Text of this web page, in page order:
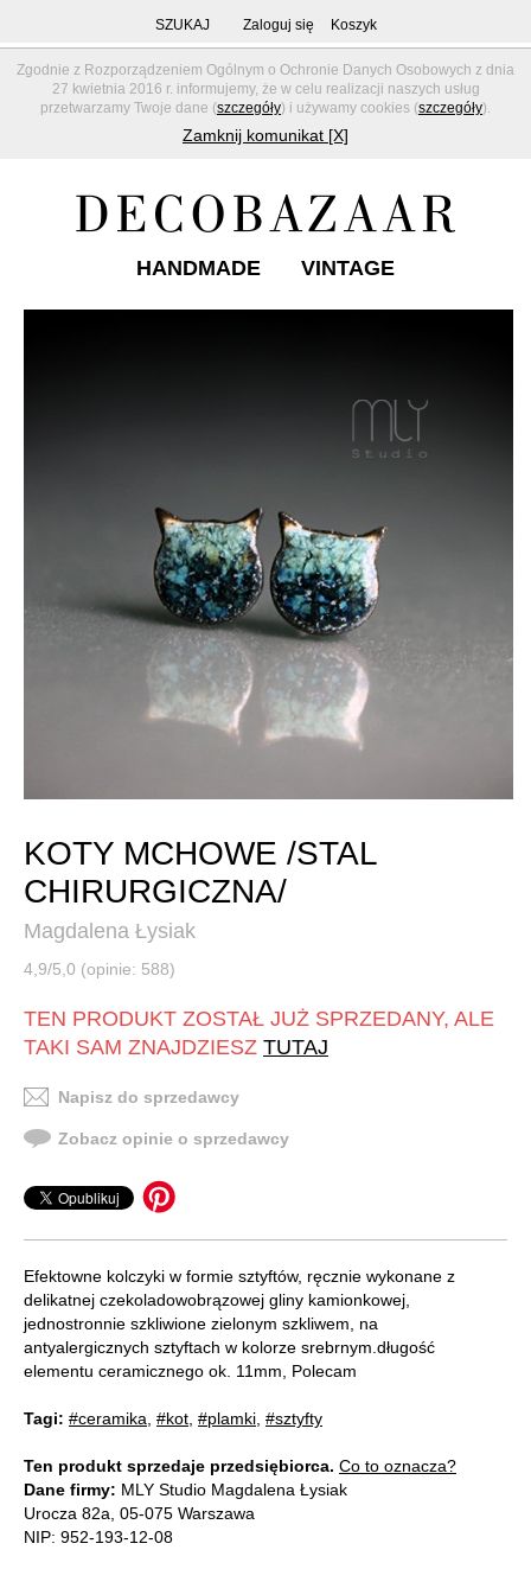
Zgodnie z Rozporządzeniem Ogólnym o Ochronie Danych Osobowych z dnia
27 kwietnia 2016 r. informujemy, że w celu realizacji naszych usług
przetwarzamy Twoje dane (szczegóły) i używamy cookies (szczegóły).
Zamknij komunikat [X]
SZUKAJ Zaloguj się Koszyk
HANDMADE VINTAGE
KOTY MCHOWE /STAL
CHIRURGICZNA/
Magdalena Łysiak
4,9/5,0 (opinie: 588)
TEN PRODUKT ZOSTAŁ JUŻ SPRZEDANY, ALE
TAKI SAM ZNAJDZIESZ TUTAJ
Napisz do sprzedawcy
Zobacz opinie o sprzedawcy
Efektowne kolczyki w formie sztyftów, ręcznie wykonane z
delikatnej czekoladowobrązowej gliny kamionkowej,
jednostronnie szkliwione zielonym szkliwem, na
antyalergicznych sztyftach w kolorze srebrnym.długość
elementu ceramicznego ok. 11mm, Polecam
Tagi: #ceramika #kot #plamki #sztyfty
Ten produkt sprzedaje przedsiębiorca. Co to oznacza?
Dane firmy: MLY Studio Magdalena Łysiak
Urocza 82a, 05-075 Warszawa
NIP: 952-193-12-08